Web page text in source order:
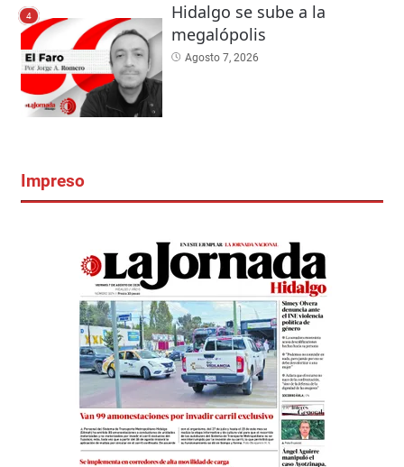
4
Hidalgo se sube a la
megalópolis
Agosto 7, 2026
Impreso